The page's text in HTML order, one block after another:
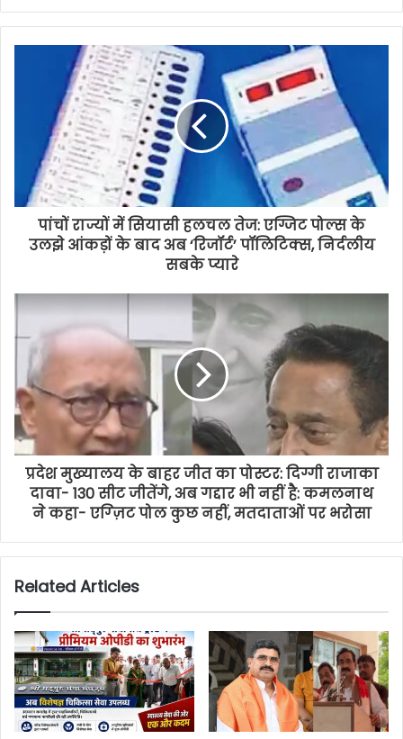
पांचों राज्यों में सियासी हलचल तेज: एग्जिट पोल्स के
उलझे आंकड़ों के बाद अब ‘रिजॉर्ट’ पॉलिटिक्स, निर्दलीय
सबके प्यारे
प्रदेश मुख्यालय के बाहर जीत का पोस्टर: दिग्गी राजाका
दावा- 130 सीट जीतेंगे, अब गद्दार भी नहीं है: कमलनाथ
ने कहा- एग्ज़िट पोल कुछ नहीं, मतदाताओं पर भरोसा
Related Articles